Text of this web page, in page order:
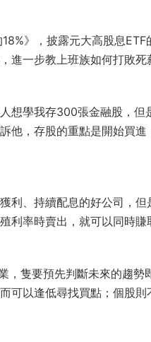
》，披露元大高股息
進一步教上班族如何打敗死
想學我存300張金融股，
他，存股的重點是開始買
利、持續配息的好公司，
利率時賣出，就可以同時賺
，隻要預先判斷未來的趨
可以逢低尋找買點；個股